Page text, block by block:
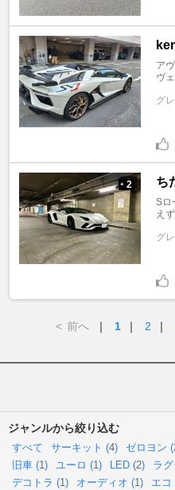
ア
ヴ
グ
+ 2 ち
Sロ
え
グ
< 前へ ｜ 1 ｜ 2 ｜
ジャンルから絞り込む
すべて サーキット (4) ゼロヨン (
旧車 (1) ユーロ (1) LED (2) ラ
デコトラ (1) オーディオ (1) エコ